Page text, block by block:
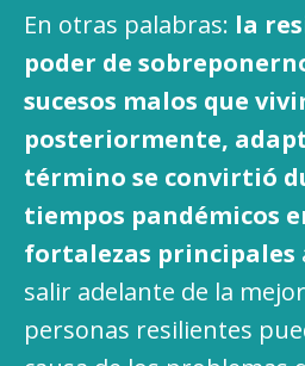
En otras palabras: la
poder de
sucesos malos que
posteriormente,
término se convirtió
tiempos pandémicos
fortalezas principales
salir adelante de la
personas resilientes